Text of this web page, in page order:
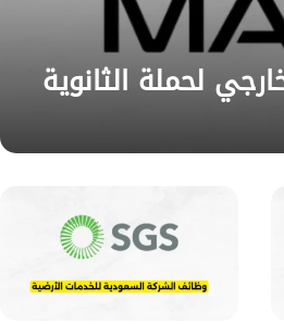
لحملة الثانوية